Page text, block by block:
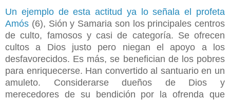
Un ejemplo de esta actitud ya lo señala el profeta
Amós (6), Sión y Samaria son los principales centros
de culto, famosos y casi de categoría. Se ofrecen
cultos a Dios justo pero niegan el apoyo a los
desfavorecidos. Es más, se benefician de los pobres
para enriquecerse. Han convertido al santuario en un
amuleto. Considerarse dueños de Dios y
merecedores de su bendición por la ofrenda que